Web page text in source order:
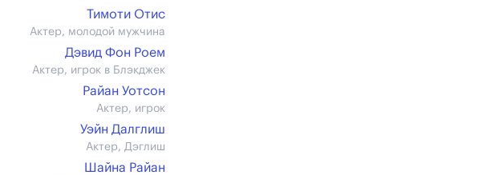
Тимоти Отис
Актер, молодой мужчина
Дэвид Фон Роем
Актер, игрок в Блэкджек
Райан Уотсон
Актер, игрок
Уэйн Далглиш
Актер, Дэглиш
Шайна Райан